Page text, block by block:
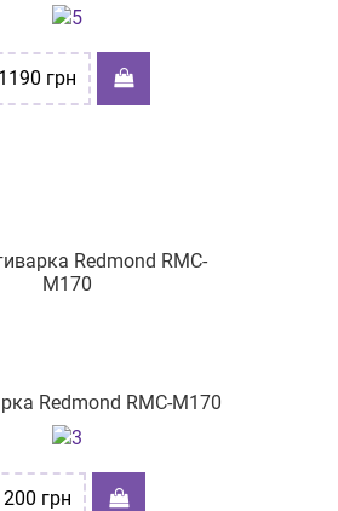
1190 грн
Redmond RMC-M170
200 грн